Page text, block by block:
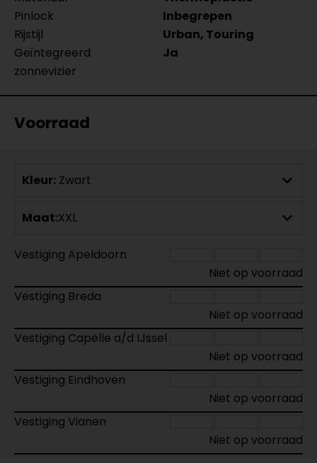
Pinlock
Inbegrepen
Rijstijl
Urban, Touring
Geïntegreerd
zonnevizier
Ja
Voorraad
Kleur: Zwart
Maat:XXL
Vestiging Apeldoorn
Niet op voorraad
Vestiging Breda
Niet op voorraad
Vestiging Capelle a/d IJssel
Niet op voorraad
Vestiging Eindhoven
Niet op voorraad
Vestiging Vianen
Niet op voorraad